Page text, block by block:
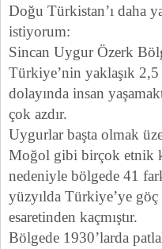
Doğu Türkistan’ı daha
istiyorum:
Sincan Uygur Özerk
Türkiye’nin yaklaşık
dolayında insan
çok azdır.
Uygurlar başta olmak
Moğol gibi birçok etnik
nedeniyle bölgede 41
yüzyılda Türkiye’ye
esaretinden kaçmıştır.
Bölgede 1930’larda